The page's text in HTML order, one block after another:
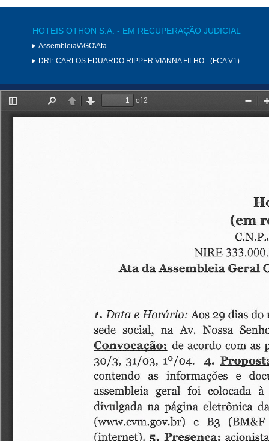
HOTEIS OTHON S.A. - EM RECUPERAÇÃO JUDICIAL
Assembleia\AGO\Ata
DRI: CARLOS EDUARDO RIPPER VIANNA FILHO - (FCA V1)